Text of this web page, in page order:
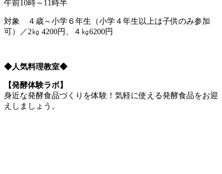
午前10時～11時半
対象 ４歳～小学６年生（小学４年生以上は子供のみ参加
可）／2㎏ 4200円、４㎏6200円
◆人気料理教室◆
【発酵体験ラボ】
身近な発酵食品づくりを体験！気軽に使える発酵食品をお迎
えしましょう。